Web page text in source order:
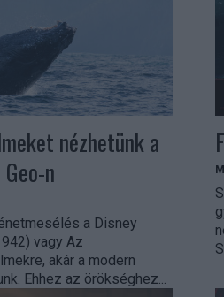
nézhetünk a
n
a Disney
vagy Az
akár a modern
Ehhez az örökséghez...